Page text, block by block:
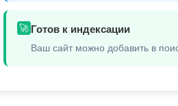
🚀 Готов к индексации
Ваш сайт можно добавить в